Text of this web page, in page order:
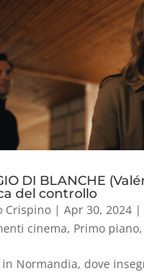
DI BLANCHE
del controllo
Crispino| Apr 30, 2024|
cinema, Primo piano,
in Normandia, dove